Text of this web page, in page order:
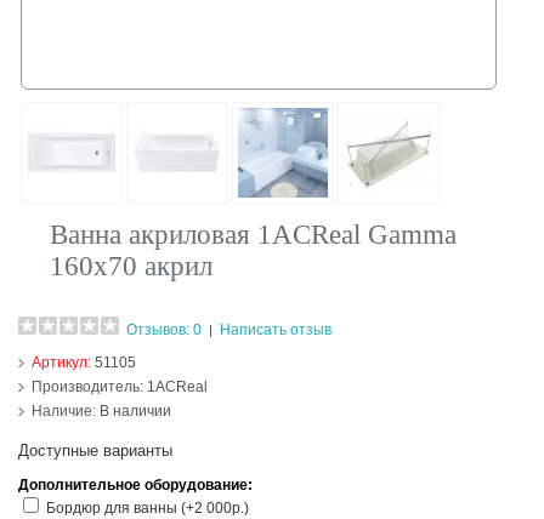
Ванна акриловая 1ACReal Gamma
160х70 акрил
Отзывов: 0
Написать отзыв
Артикул:51105
Производитель: 1ACReal
Наличие: В наличии
Доступные варианты
Дополнительное оборудование:
Бордюр для ванны (+2 000р.)